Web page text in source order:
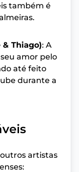
também é
Thiago): A
amor pelo
até feito
durante a
artistas